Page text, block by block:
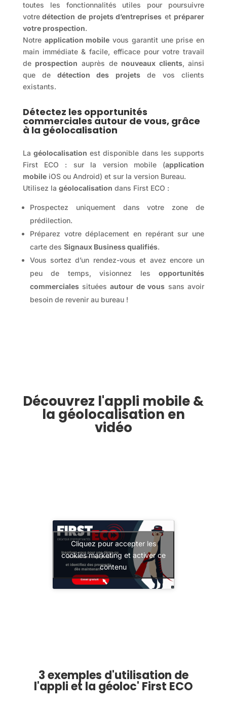
toutes les fonctionnalités utiles pour poursuivre
votre détection de projets d’entreprises et préparer
votre prospection.
Notre application mobile vous garantit une prise en
main immédiate & facile, efficace pour votre travail
de prospection auprès de nouveaux clients, ainsi
que de
détection des projets
de vos clients
existants.
Détectez les opportunités
commerciales autour de vous, grâce
à la géolocalisation
La géolocalisation est disponible dans les supports
First ECO : sur la version mobile (application
mobile iOS ou Android) et sur la version Bureau.
Utilisez la géolocalisation dans First ECO :
Prospectez uniquement dans votre zone de
prédilection.
Préparez votre déplacement en repérant sur une
carte des Signaux Business qualifiés.
Vous sortez d’un rendez-vous et avez encore un
peu de temps, visionnez les
opportunités
commerciales situées autour de vous sans avoir
besoin de revenir au bureau !
Découvrez l'appli mobile &
la géolocalisation en
vidéo
Cliquez pour accepter les
cookies marketing et activer ce
contenu
3 exemples d'utilisation de
l'appli et la géoloc' First ECO